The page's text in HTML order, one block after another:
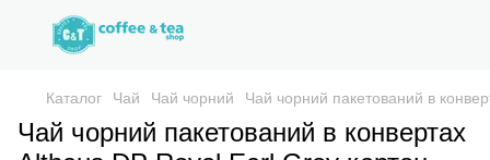
Каталог Чай Чай чорний Чай чорний пакетований в
Чай чорний пакетований в конвертах